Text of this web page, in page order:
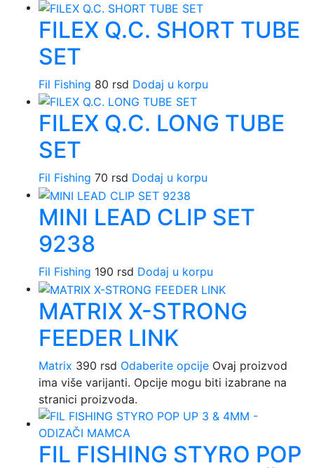
FILEX Q.C. SHORT TUBE
SET
Fil Fishing 80 rsd Dodaj u korpu
FILEX Q.C. LONG TUBE
SET
Fil Fishing 70 rsd Dodaj u korpu
MINI LEAD CLIP SET
9238
Fil Fishing 190 rsd Dodaj u korpu
MATRIX X-STRONG
FEEDER LINK
Matrix 390 rsd Odaberite opcije Ovaj proizvod
ima više varijanti. Opcije mogu biti izabrane na
stranici proizvoda.
FIL FISHING STYRO POP